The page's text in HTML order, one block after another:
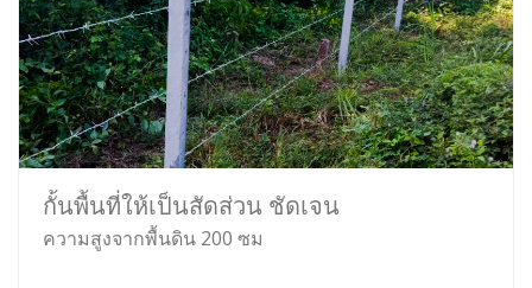
กั้นพื้นที่ให้เป็นสัดส่วน ชัดเจน
ความสูงจากพื้นดิน 200 ซม